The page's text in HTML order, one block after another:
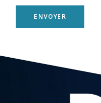
ENVOYER